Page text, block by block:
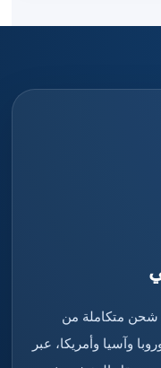
شحن متكاملة من
وآسيا وأمريكا، عبر